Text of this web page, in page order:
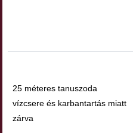
25 méteres tanuszoda
vízcsere és karbantartás miatt
zárva